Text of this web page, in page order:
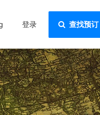
登录 查找预订